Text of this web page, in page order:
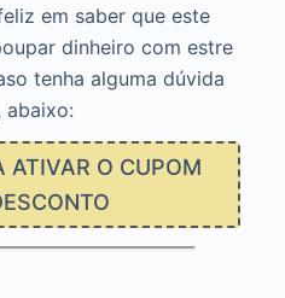
em saber que este
dinheiro com estre
tenha alguma dúvida
abaixo:
ATIVAR O CUPOM